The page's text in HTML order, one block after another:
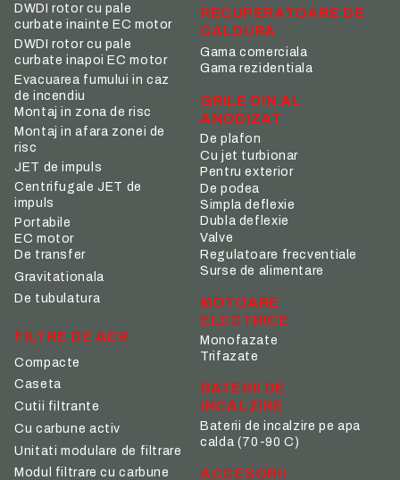
DWDI rotor cu pale
curbate inainte EC motor
DWDI rotor cu pale
curbate inapoi EC motor
Evacuarea fumului in caz
de incendiu
Montaj in zona de risc
Montaj in afara zonei de
risc
JET de impuls
Centrifugale JET de
impuls
Portabile
EC motor
RECUPERATOARE DE
CALDURA
Gama comerciala
Gama rezidentiala
GRILE DIN AL
ANODIZAT
De plafon
Cu jet turbionar
Pentru exterior
De podea
Simpla deflexie
Dubla deflexie
Valve
De transfer
Gravitationala
De tubulatura
FILTRE DE AER
Compacte
Caseta
Cutii filtrante
Cu carbune activ
Unitati modulare de filtrare
Modul filtrare cu carbune
Regulatoare frecventiale
Surse de alimentare
MOTOARE
ELECTRICE
Monofazate
Trifazate
BATERII DE
INCALZIRE
Baterii de incalzire pe apa
calda (70-90 C)
ACCESORII